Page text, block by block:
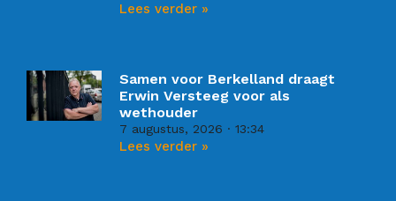
Lees verder »
Samen voor Berkelland draagt
Erwin Versteeg voor als
wethouder
7 augustus, 2026 13:34
Lees verder »